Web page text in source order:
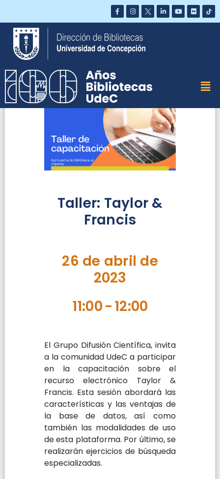
Saltar
contenido
Taller: Taylor &
Francis
26 de abril de
2023
11:00-12:00
El Grupo Difusión Científica, invita
a la comunidad UdeC a participar
en la capacitación sobre el
recurso electrónico Taylor &
Francis. Esta sesión abordará las
características y las ventajas de
la base de datos, así como
también las modalidades de uso
de esta plataforma. Por último, se
realizarán ejercicios de búsqueda
especializadas.